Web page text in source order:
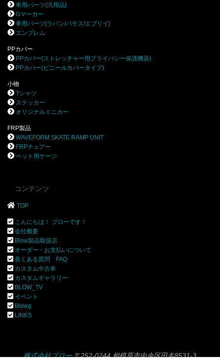
車用パーツ(汎用品)
Gマーカー
車用パーツ[ラパン/バモス/エブリイ]
エンブレム
PPカバー
PPカバー(ストレッチャー用プライバシー保護機器)
PPカバー(ビニールカバータイプ)
小物
Tシャツ
ステッカー
オリジナルミニカー
FRP製品
WAVEFORM SKATE RAMP UNIT
FRPチェアー
ペット用ケージ
コンテンツ
TOP
こんにちは！ ブローです！
会社概要
Blow製品取扱店
オーダー・お支払いについて
良くある質問 FAQ
カスタム中古車
カスタムギャラリー
BLOW_TV
イベント
Blowg
LINKS
株式会社ブロー〒252-0244 相模原市中央区田名8531-3